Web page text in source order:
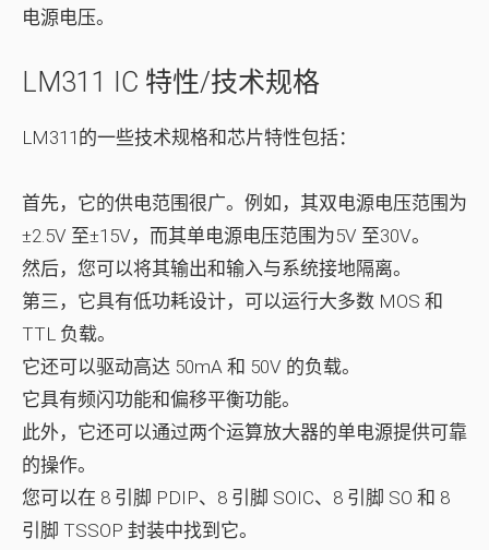
电源电压。
LM311 IC 特性/技术规格
LM311的一些技术规格和芯片特性包括：
首先，它的供电范围很广。例如，其双电源电压范围为
±2.5V 至±15V，而其单电源电压范围为5V 至30V。
然后，您可以将其输出和输入与系统接地隔离。
第三，它具有低功耗设计，可以运行大多数 MOS 和
TTL 负载。
它还可以驱动高达 50mA 和 50V 的负载。
它具有频闪功能和偏移平衡功能。
此外，它还可以通过两个运算放大器的单电源提供可靠
的操作。
您可以在 8 引脚 PDIP、8 引脚 SOIC、8 引脚 SO 和 8
引脚 TSSOP 封装中找到它。